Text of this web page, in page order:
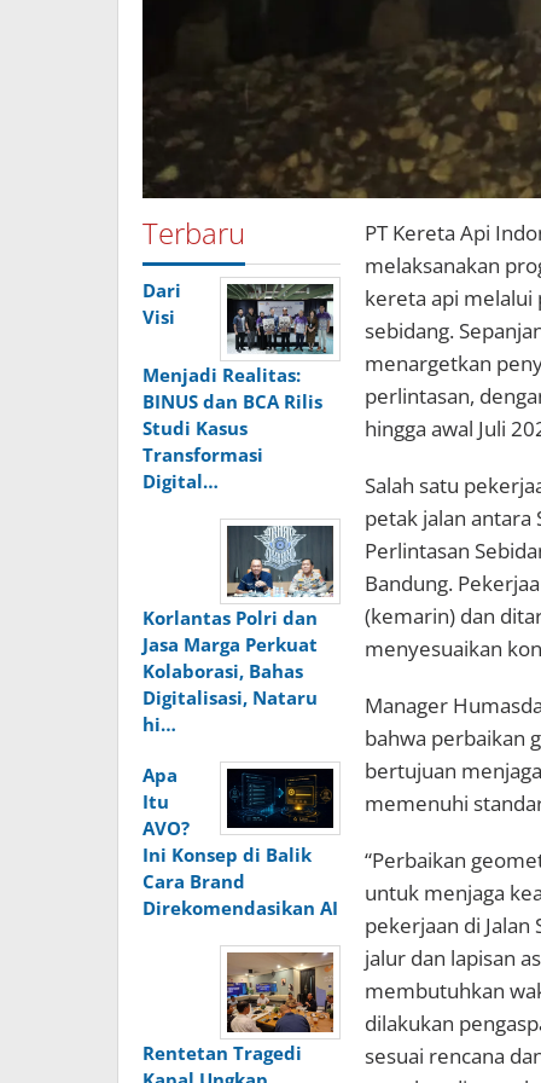
Terbaru
Dari
Visi
Menjadi Realitas:
BINUS dan BCA Rilis
Studi Kasus
Transformasi
Digital…
Korlantas Polri dan
Jasa Marga Perkuat
Kolaborasi, Bahas
Digitalisasi, Nataru
hi…
Apa
Itu
AVO?
Ini Konsep di Balik
Cara Brand
Direkomendasikan AI
Rentetan Tragedi
PT Kereta Api
melaksanakan
kereta api
sebidang.
menargetkan
perlintasan,
hingga awal Juli
Salah satu
petak jalan antara
Perlintasan
Bandung.
(kemarin) dan
menyesuaikan
Manager
bahwa perbaikan
bertujuan
memenuhi
“Perbaikan
untuk menjaga
pekerjaan di
jalur dan lapisan
membutuhkan
dilakukan
sesuai rencana